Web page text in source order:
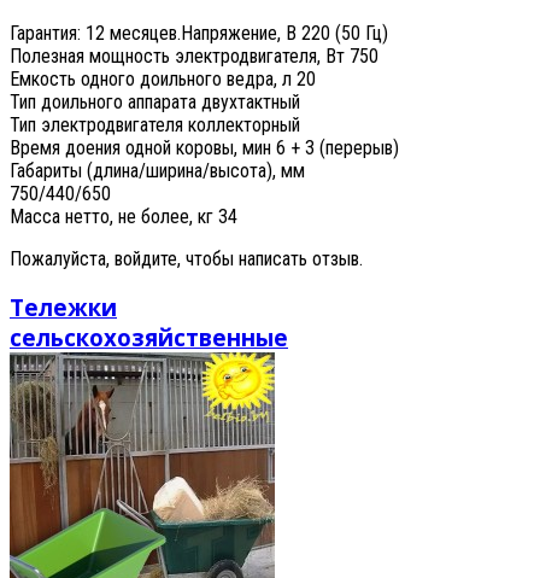
Гарантия: 12 месяцев.Напряжение, В 220 (50 Гц)
Полезная мощность электродвигателя, Вт 750
Емкость одного доильного ведра, л 20
Тип доильного аппарата двухтактный
Тип электродвигателя коллекторный
Время доения одной коровы, мин 6 + 3 (перерыв)
Габариты (длина/ширина/высота), мм
750/440/650
Масса нетто, не более, кг 34
Пожалуйста, войдите, чтобы написать отзыв.
Тележки
сельскохозяйственные